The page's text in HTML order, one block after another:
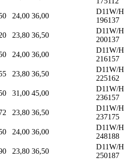
24,00 36,00
D11W/H
196137
23,80 36,50
D11W/H
200137
24,00 36,00
D11W/H
216157
23,80 36,50
D11W/H
225162
31,00 45,00
D11W/H
236157
23,80 36,50
D11W/H
237175
24,00 36,00
D11W/H
248188
23,80 36,50
D11W/H
250187